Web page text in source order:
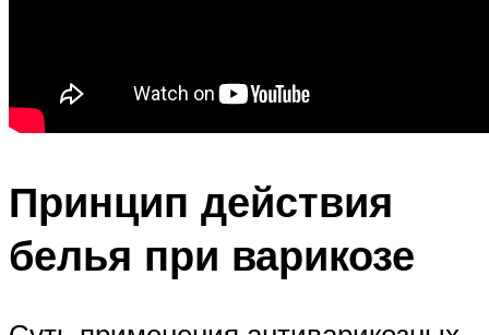
Принцип действия
белья при варикозе